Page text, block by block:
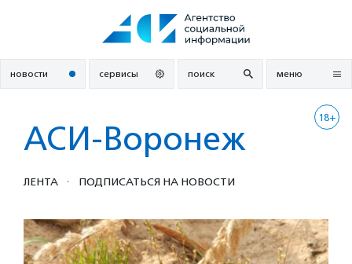
новости сервисы поиск меню
18+
АСИ-Воронеж
ЛЕНТА · ПОДПИСАТЬСЯ НА НОВОСТИ